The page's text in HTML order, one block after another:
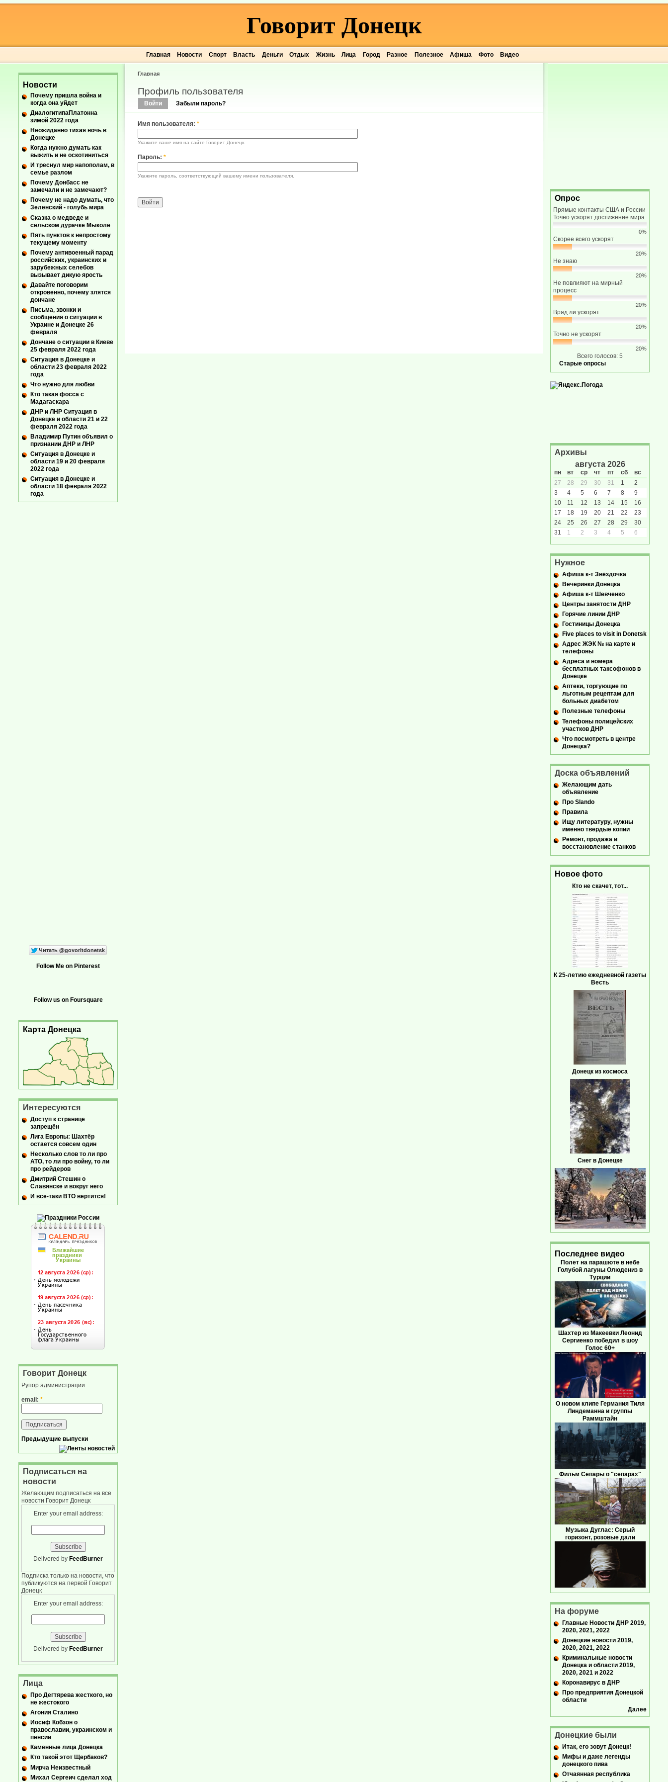
Главная Новости Спорт Власть Деньги Отдых Жизнь Лица Город Разное Полезное Афиша Фото Видео
Говорит Донецк
Главная
Профиль пользователя
Войти Забыли пароль?
Имя пользователя: *
Укажите ваше имя на сайте Говорит Донецк.
Пароль: *
Укажите пароль, соответствующий вашему имени пользователя.
Новости
Почему пришла война и
когда она уйдет
ДиалогитипаПлатонна
зимой 2022 года
Неожиданно тихая ночь в
Донецке
Когда нужно думать как
выжить и не оскотиниться
И треснул мир напополам, в
семье разлом
Почему Донбасс не
замечали и не замечают?
Почему не надо думать, что
Зеленский - голубь мира
Сказка о медведе и
сельском дурачке Мыколе
Пять пунктов к непростому
текущему моменту
Почему антивоенный парад
российских, украинских и
зарубежных селебов
вызывает дикую ярость
Давайте поговорим
откровенно, почему злятся
дончане
Письма, звонки и
сообщения о ситуации в
Украине и Донецке 26
февраля
Дончане о ситуации в Киеве
25 февраля 2022 года
Ситуация в Донецке и
области 23 февраля 2022
года
Что нужно для любви
Кто такая фосса с
Мадагаскара
ДНР и ЛНР Ситуация в
Донецке и области 21 и 22
февраля 2022 года
Владимир Путин объявил о
признании ДНР и ЛНР
Ситуация в Донецке и
области 19 и 20 февраля
2022 года
Ситуация в Донецке и
области 18 февраля 2022
года
Follow Me on Pinterest
Follow us on Foursquare
Карта Донецка
Интересуются
Доступ к странице
запрещён
Лига Европы: Шахтёр
остается совсем один
Несколько слов то ли про
АТО, то ли про войну, то ли
про рейдеров
Дмитрий Стешин о
Славянске и вокруг него
И все-таки ВТО вертится!
Говорит Донецк
Рупор администрации
email: *
Предыдущие выпуски
Подписаться на
новости
Желающим подписаться на все
новости Говорит Донецк
Enter your email address:
Delivered by FeedBurner
Подписка только на новости, что
публикуются на первой Говорит
Донецк
Enter your email address:
Delivered by FeedBurner
Лица
Про Дегтярева жесткого, но
не жестокого
Агония Сталино
Иосиф Кобзон о
православии, украинском и
пенсии
Каменные лица Донецка
Кто такой этот Щербаков?
Мирча Неизвестный
Михал Сергеич сделал ход
Опрос
Прямые контакты США и России
Точно ускорят достижение мира
0%
Скорее всего ускорят
20%
Не знаю
20%
Не повлияют на мирный
процесс
20%
Вряд ли ускорят
20%
Точно не ускорят
20%
Всего голосов: 5
Старые опросы
Архивы
августа 2026
пн вт ср чт пт сб
вс
27
28 29 30 31 1
2
3
4 5 6 7 8
9
10
11 12 13 14 15
16
17
18 19 20 21 22
23
24
25 26 27 28 29
30
31
1 2 3 4 5 6
Нужное
Афиша к-т Звёздочка
Вечеринки Донецка
Афиша к-т Шевченко
Центры занятости ДНР
Горячие линии ДНР
Гостиницы Донецка
Five places to visit in Donetsk
Адрес ЖЭК № на карте и
телефоны
Адреса и номера
бесплатных таксофонов в
Донецке
Аптеки, торгующие по
льготным рецептам для
больных диабетом
Полезные телефоны
Телефоны полицейских
участков ДНР
Что посмотреть в центре
Донецка?
Доска объявлений
Желающим дать
объявление
Про Slando
Правила
Ищу литературу, нужны
именно твердые копии
Ремонт, продажа и
восстановление станков
Новое фото
Кто не скачет, тот...
К 25-летию ежедневной газеты
Весть
Донецк из космоса
Снег в Донецке
Последнее видео
Полет на парашюте в небе
Голубой лагуны Олюдениз в
Турции
Шахтер из Макеевки Леонид
Сергиенко победил в шоу
Голос 60+
О новом клипе Германия Тиля
Линдеманна и группы
Раммштайн
Фильм Сепары о "сепарах"
Музыка Дуглас: Серый
горизонт, розовые дали
На форуме
Главные Новости ДНР 2019,
2020, 2021, 2022
Донецкие новости 2019,
2020, 2021, 2022
Криминальные новости
Донецка и области 2019,
2020, 2021 и 2022
Коронавирус в ДНР
Про предприятия Донецкой
области
Далее
Донецкие были
Итак, его зовут Донецк!
Мифы и даже легенды
донецкого пива
Отчаянная республика